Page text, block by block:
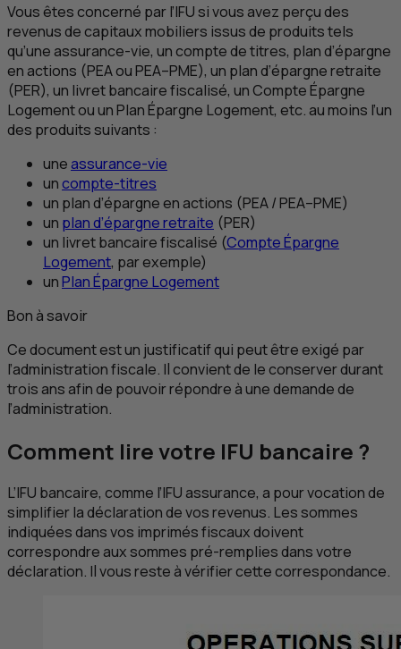
Vous êtes concerné par l’IFUsi vous avez perçu des
revenus de capitaux mobiliers issus de produits tels
qu’une assurance-vie, un compte de titres, plan d’épargne
en actions (PEAouPEA–PME), un plan d’épargne retraite
(PER), un livret bancaire fiscalisé, un Compte Épargne
Logement ou un Plan Épargne Logement, etc. au moins l’un
des produits suivants :
uneassurance-vie
uncompte-titres
un plan d’épargne en actions (PEA/PEA–PME)
un plan d’épargne retraite (PER)
un livret bancaire fiscalisé (Compte Épargne
Logement, par exemple)
unPlan Épargne Logement
Bon à savoir
Ce document est un justificatif qui peut être exigé par
l’administration fiscale. Il convient de le conserver durant
trois ans afin de pouvoir répondre à une demande de
l’administration.
Comment lire votre IFU bancaire ?
L’IFU bancaire, comme l’IFUassurance, a pour vocation de
simplifier la déclaration de vos revenus. Les sommes
indiquées dans vos imprimés fiscaux doivent
correspondre aux sommes pré-remplies dans votre
déclaration. Il vous reste à vérifier cette correspondance.